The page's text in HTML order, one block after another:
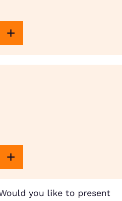
you like to present